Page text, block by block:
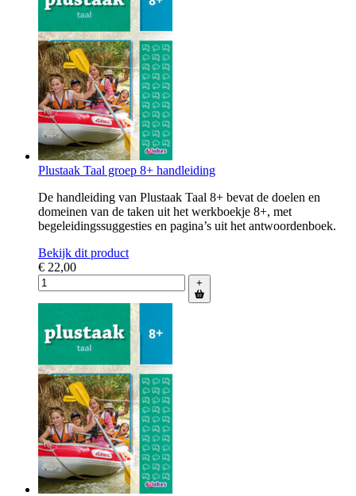
Plustaak Taal groep 8+ handleiding
De handleiding van Plustaak Taal 8+ bevat de doelen en
domeinen van de taken uit het werkboekje 8+, met
begeleidingssuggesties en pagina’s uit het antwoordenboek.
Bekijk dit product
€ 22,00
+